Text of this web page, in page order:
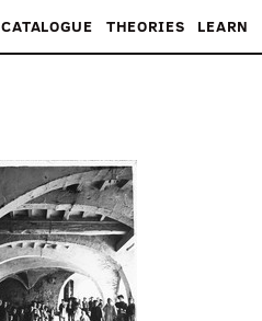
CATALOGUE THEORIES LEARN